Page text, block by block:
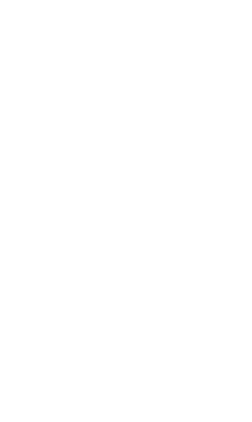
di aplikasi Akulaku bisa